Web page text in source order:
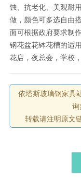
蚀、抗老化、美观耐
做，颜色可多选自由
面可根据政府要求制
钢花盆花钵花槽的适
花店，夜总会，学校
依塔斯玻璃钢家具
转载请注明原文